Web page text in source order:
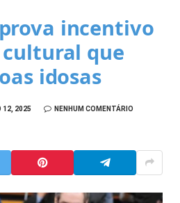
incentivo
que
idosas
12, 2025 NENHUM COMENTÁRIO